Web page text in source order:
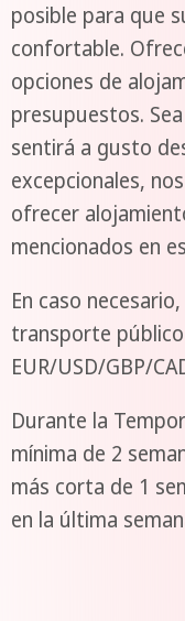
posible para que
confortable.
opciones de
presupuestos.
sentirá a gusto
excepcionales,
ofrecer
mencionados en
En caso
transporte
EUR/USD/GBP/
Durante la
mínima de 2
más corta de 1
en la última